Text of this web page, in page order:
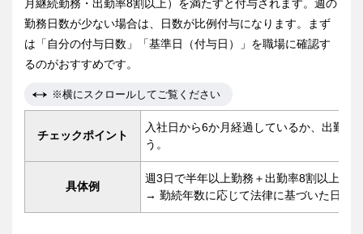
月継続勤務・出勤率8割以上）を満たすと付与されます。週の
勤務日数が少ない場合は、日数が比例付与になります。まず
は「自分の付与日数」「基準日（付与日）」を職場に確認す
るのがおすすめです。
※横にスクロールしてご覧ください
チェックポイント
入社日から6か月経過しているか、出勤率
う。
具体例
週3日で半年以上勤務＋出勤率8割以上
→ 勤続年数に応じて法律に基づいた日数